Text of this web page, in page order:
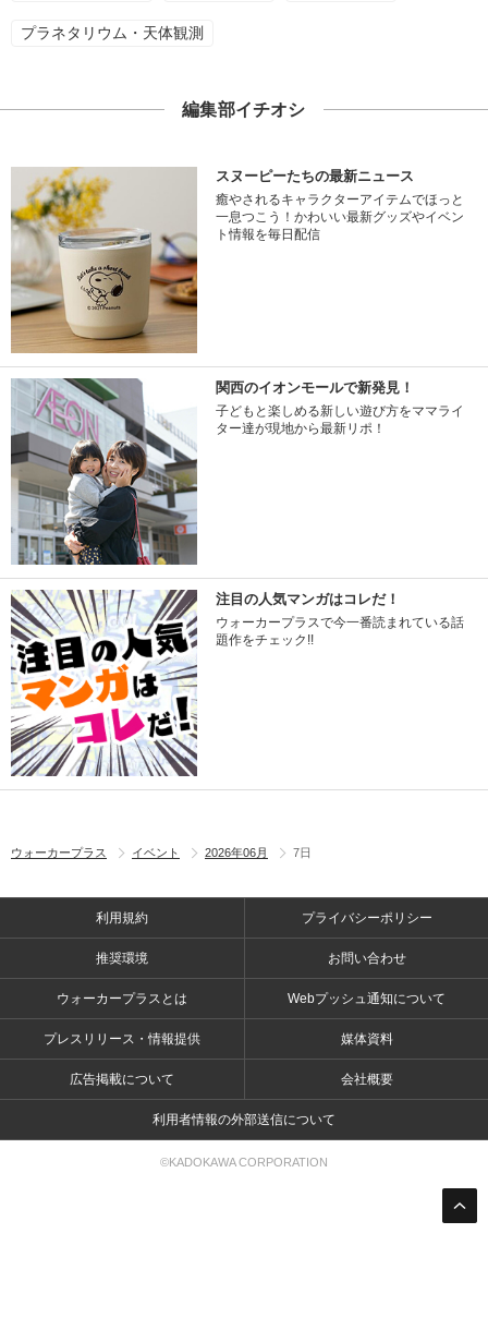
プラネタリウム・天体観測
編集部イチオシ
スヌーピーたちの最新ニュース
癒やされるキャラクターアイテムでほっと
一息つこう！かわいい最新グッズやイベン
ト情報を毎日配信
関西のイオンモールで新発見！
子どもと楽しめる新しい遊び方をママライ
ター達が現地から最新リポ！
注目の人気マンガはコレだ！
ウォーカープラスで今一番読まれている話
題作をチェック!!
ウォーカープラス イベント 2026年06月 7日
利用規約 プライバシーポリシー
推奨環境 お問い合わせ
ウォーカープラスとは Webプッシュ通知について
プレスリリース・情報提供 媒体資料
広告掲載について 会社概要
利用者情報の外部送信について
©KADOKAWA CORPORATION